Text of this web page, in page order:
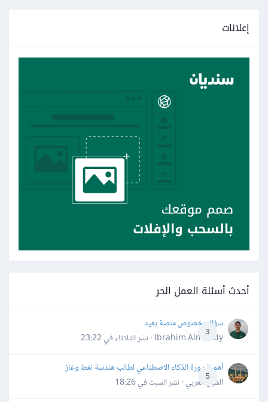
إعلانات
أحدث أسئلة العمل الحر
3
سؤال بخصوص منصة بعيد
Ibrahim Almahdy · نشر
الثلاثاء في 23:22
5
أهمية دورة الذكاء الاصطناعي لطالب هندسة نفط وغاز
الشيخ العربي · نشرالسبت في 18:26